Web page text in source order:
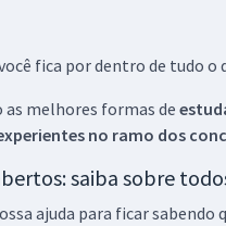
fica por dentro de tudo
as melhores formas de
no ramo dos
saiba sobre
ajuda para ficar sabendo